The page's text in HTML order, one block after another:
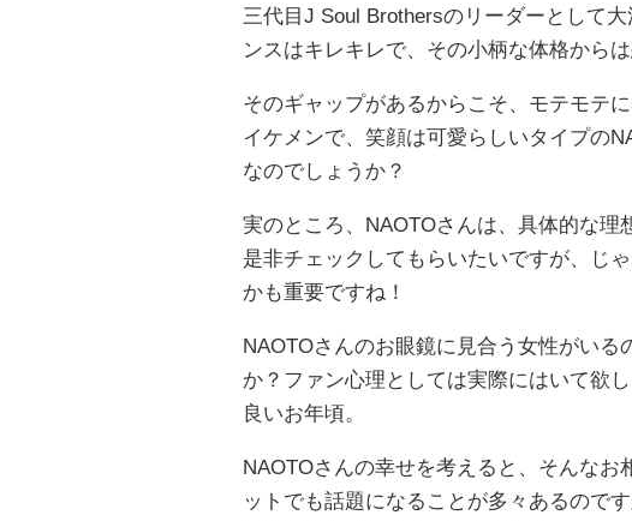
三代目J Soul Brothersのリーダーとして
ンスはキレキレで、その小柄な体格から
そのギャップがあるからこそ、モテモテ
イケメンで、笑顔は可愛らしいタイプの
なのでしょうか？
実のところ、NAOTOさんは、具体的な
是非チェックしてもらいたいですが、じ
かも重要ですね！
NAOTOさんのお眼鏡に見合う女性がい
か？ファン心理としては実際にはいて欲
良いお年頃。
NAOTOさんの幸せを考えると、そんな
ットでも話題になることが多々あるので